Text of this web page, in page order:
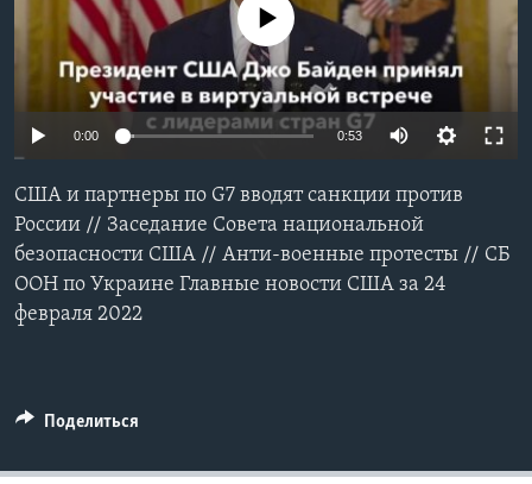
Learning English
СОЦИАЛЬНЫЕ СЕТИ
Языки
No media source currently available
0:00 0:53
США и партнеры по G7 вводят санкции против
России // Заседание Совета национальной
безопасности США // Анти-военные протесты // СБ
ООН по Украине Главные новости США за 24
февраля 2022
Поделиться